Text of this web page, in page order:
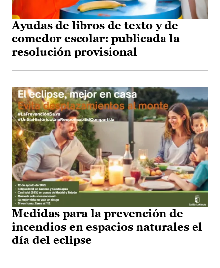
Ayudas de libros de texto y de
comedor escolar: publicada la
resolución provisional
Medidas para la prevención de
incendios en espacios naturales el
día del eclipse